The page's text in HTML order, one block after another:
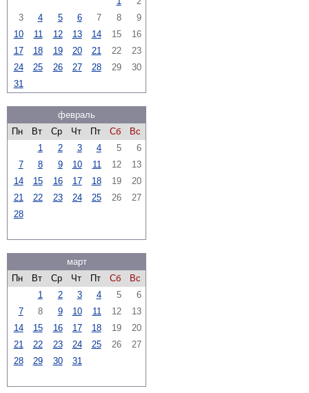
3
4 5 6 7 8
9
10
11 12 13 14 15
16
17
18 19 20 21 22
23
24
25 26 27 28 29
30
31
февраль
Пн
Вт Ср Чт Пт Сб
Вс
1
2 3 4 5
6
7
8 9 10 11 12
13
14
15 16 17 18 19
20
21
22 23 24 25 26
27
28
март
Пн
Вт Ср Чт Пт Сб
Вс
1
2 3 4 5
6
7
8 9 10 11 12
13
14
15 16 17 18 19
20
21
22 23 24 25 26
27
28
29 30 31